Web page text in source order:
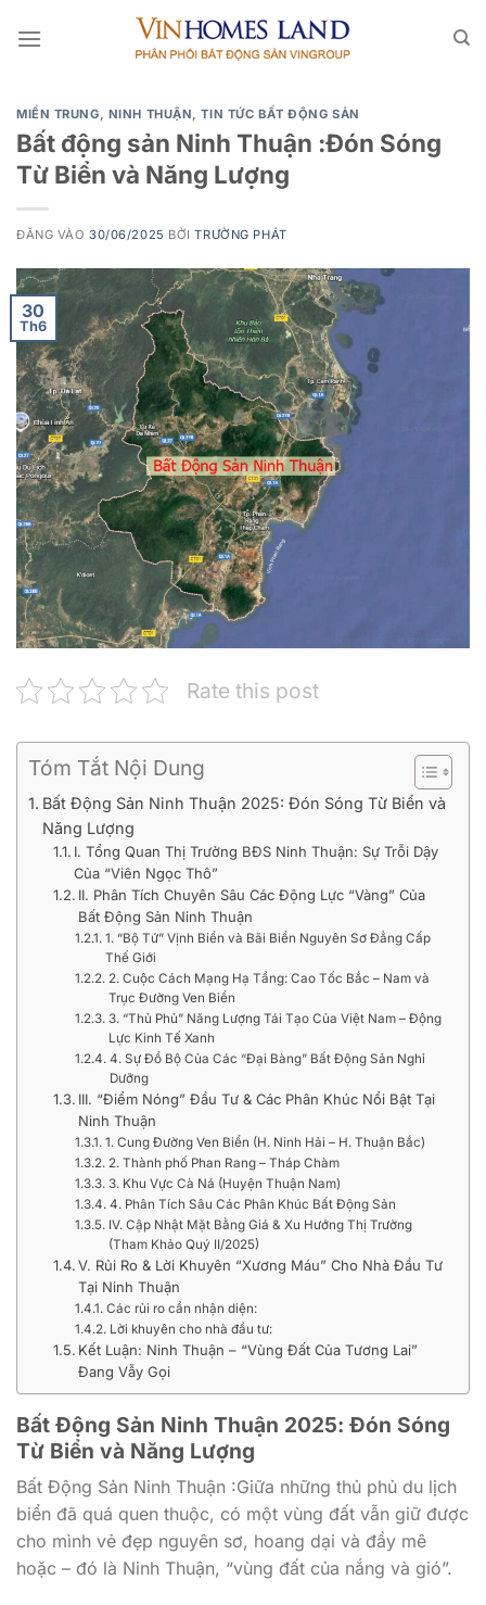
qua
MIỀN TRUNG, NINH THUẬN,TIN TỨC BẤT ĐỘNG SẢN
Bất động sản Ninh Thuận :Đón Sóng
Từ Biển và Năng Lượng
ĐĂNG VÀO30/06/2025 BỞITRƯỜNG PHÁT
30
Th6
Rate this post
Tóm Tắt Nội Dung
Bất Động Sản Ninh Thuận 2025: Đón Sóng Từ Biển và
Năng Lượng
I. Tổng Quan Thị Trường BĐS Ninh Thuận: Sự Trỗi Dậy
Của “Viên Ngọc Thô”
II. Phân Tích Chuyên Sâu Các Động Lực “Vàng” Của
Bất Động Sản Ninh Thuận
1. “Bộ Tứ” Vịnh Biển và Bãi Biển Nguyên Sơ Đẳng Cấp
Thế Giới
2. Cuộc Cách Mạng Hạ Tầng: Cao Tốc Bắc – Nam và
Trục Đường Ven Biển
3. “Thủ Phủ” Năng Lượng Tái Tạo Của Việt Nam – Động
Lực Kinh Tế Xanh
4. Sự Đổ Bộ Của Các “Đại Bàng” Bất Động Sản Nghỉ
Dưỡng
III. “Điểm Nóng” Đầu Tư & Các Phân Khúc Nổi Bật Tại
Ninh Thuận
1. Cung Đường Ven Biển (H. Ninh Hải – H. Thuận Bắc)
2. Thành phố Phan Rang – Tháp Chàm
3. Khu Vực Cà Ná (Huyện Thuận Nam)
4. Phân Tích Sâu Các Phân Khúc Bất Động Sản
IV. Cập Nhật Mặt Bằng Giá & Xu Hướng Thị Trường
(Tham Khảo Quý II/2025)
V. Rủi Ro & Lời Khuyên “Xương Máu” Cho Nhà Đầu Tư
Tại Ninh Thuận
Các rủi ro cần nhận diện:
Lời khuyên cho nhà đầu tư:
Kết Luận: Ninh Thuận – “Vùng Đất Của Tương Lai”
Đang Vẫy Gọi
Bất Động Sản Ninh Thuận 2025: Đón Sóng
Từ Biển và Năng Lượng
Bất Động Sản Ninh Thuận :Giữa những thủ phủ du lịch
biển đã quá quen thuộc, có một vùng đất vẫn giữ được
cho mình vẻ đẹp nguyên sơ, hoang dại và đầy mê
hoặc – đó là Ninh Thuận, “vùng đất của nắng và gió”.